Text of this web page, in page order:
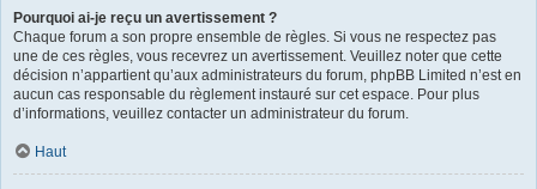
Pourquoi ai-je reçu un avertissement ?
Chaque forum a son propre ensemble de règles. Si vous ne respectez pas
une de ces règles, vous recevrez un avertissement. Veuillez noter que cette
décision n’appartient qu’aux administrateurs du forum, phpBB Limited n’est en
aucun cas responsable du règlement instauré sur cet espace. Pour plus
d’informations, veuillez contacter un administrateur du forum.
Haut